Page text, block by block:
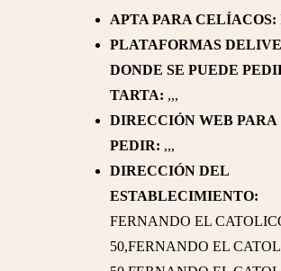
APTA PARA CELÍACOS:
PLATAFORMAS
DONDE SE PUEDE
TARTA: ,,,
DIRECCIÓN WEB PARA
PEDIR: ,,,
DIRECCIÓN DEL
ESTABLECIMIENTO:
FERNANDO EL
50,FERNANDO EL